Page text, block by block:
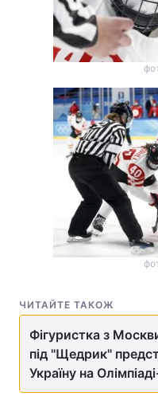
ЧИТАЙТЕ ТАКОЖ
Фігуристка з
під "Щедрик"
Україну на